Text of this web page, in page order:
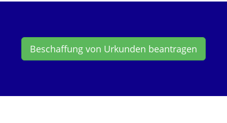
Beschaffung von Urkunden beantragen